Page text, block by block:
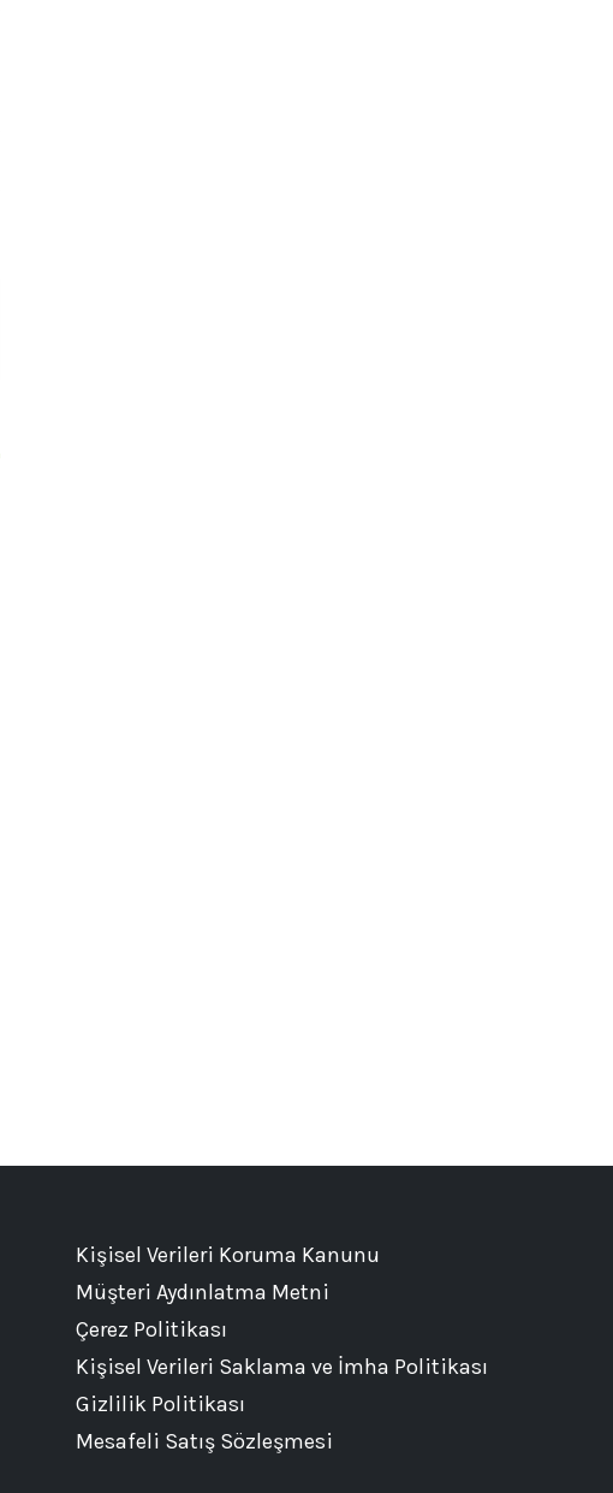
Kişisel Verileri Koruma Kanunu
Müşteri Aydınlatma Metni
Çerez Politikası
Kişisel Verileri Saklama ve İmha Politikası
Gizlilik Politikası
Mesafeli Satış Sözleşmesi